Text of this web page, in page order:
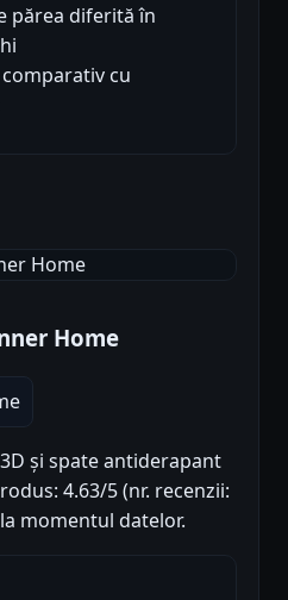
părea diferită în
cu
Home
și spate antiderapant
4.63/5 (nr. recenzii:
momentul datelor.